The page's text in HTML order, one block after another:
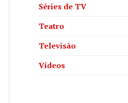
Séries de TV
Teatro
Televisão
Vídeos